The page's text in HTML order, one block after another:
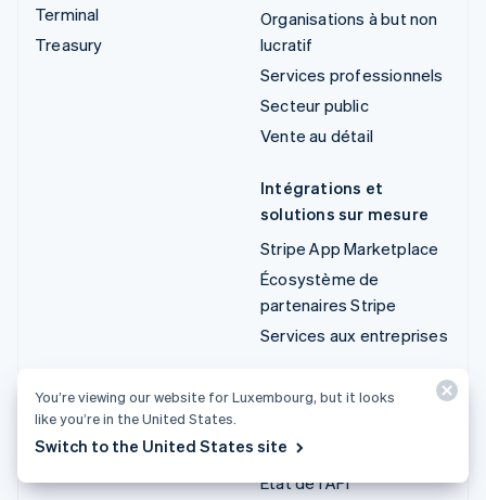
Terminal
Treasury
Organisations à but non
lucratif
Services professionnels
Secteur public
Vente au détail
Intégrations et
solutions sur mesure
Stripe App Marketplace
Écosystème de
partenaires Stripe
Services aux entreprises
Documentation de l'API
État de l'API
You’re viewing our website for Luxembourg, but it looks
like you’re in the United States.
Switch to the United States site